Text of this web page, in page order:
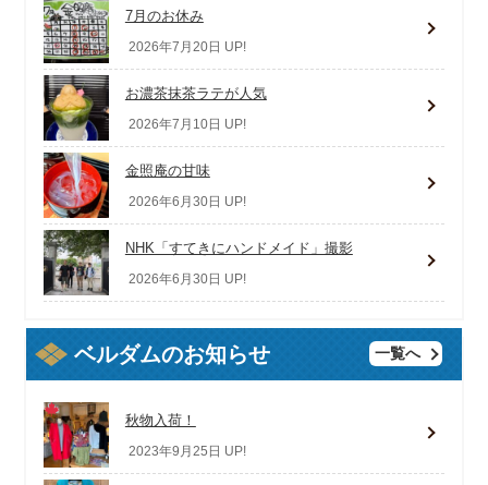
7月のお休み
2026年7月20日 UP!
お濃茶抹茶ラテが人気
2026年7月10日 UP!
金照庵の甘味
2026年6月30日 UP!
NHK「すてきにハンドメイド」撮影
2026年6月30日 UP!
ベルダムのお知らせ 一覧へ
秋物入荷！
2023年9月25日 UP!